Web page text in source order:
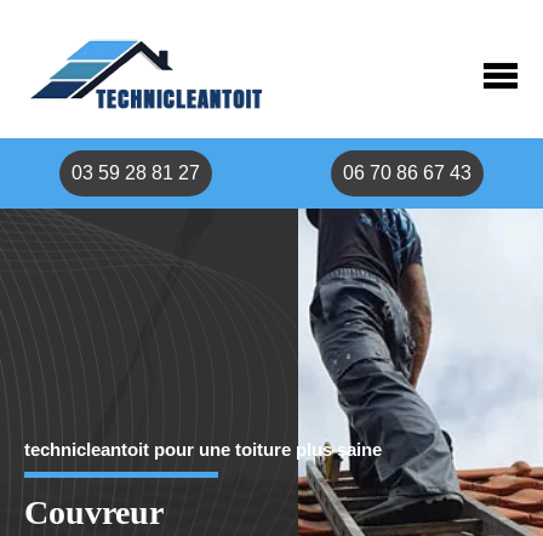
03 59 28 81 27 06 70 86 67 43
technicleantoit pour une toiture plus saine
Couvreur